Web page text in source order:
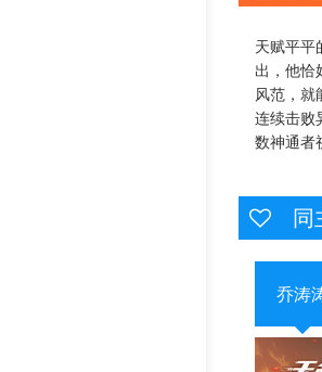
天赋平平
出，他恰
风范，就
连续击败
数神通者
同
乔涛